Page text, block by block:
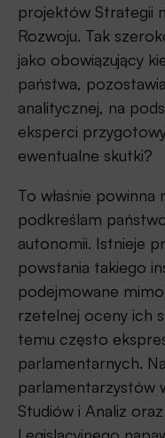
projektów Strategii
Rozwoju. Tak
jako obowiązujący
państwa,
analitycznej, na
eksperci
ewentualne skutki?
To właśnie
podkreślam
autonomii. Istnieje
powstania takiego
podejmowane
rzetelnej oceny ich
temu często
parlamentarnych.
parlamentarzystów
Studiów i Analiz